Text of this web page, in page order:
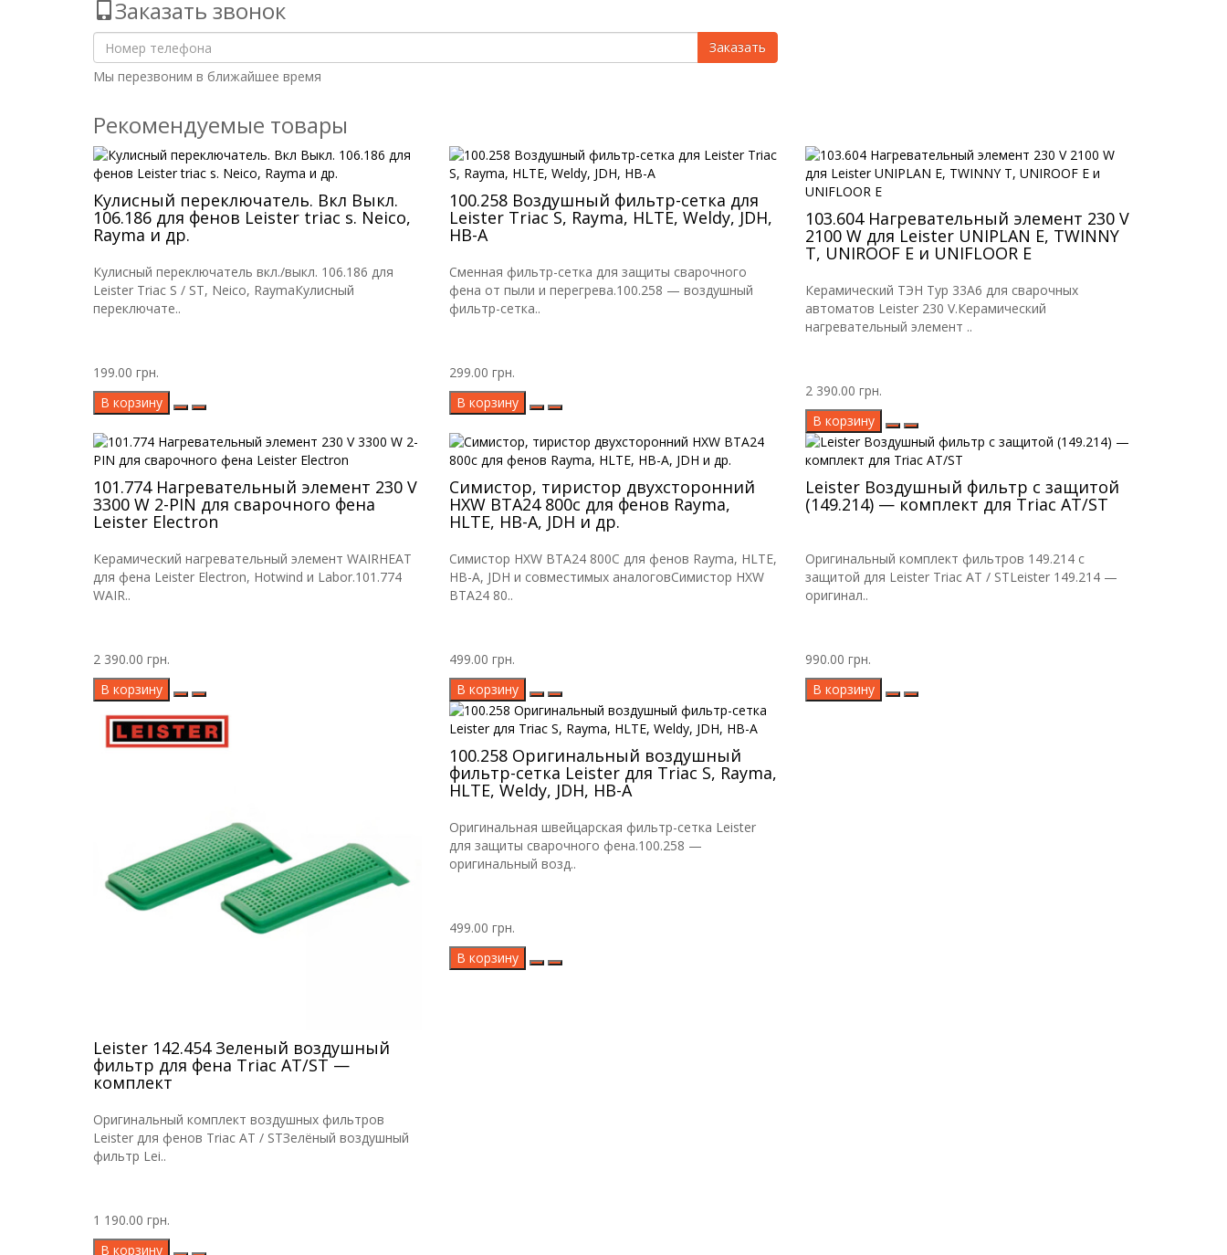
Заказать звонок
Заказать
Мы перезвоним в ближайшее время
Рекомендуемые товары
Кулисный переключатель. Вкл Выкл.
106.186 для фенов Leister triac s. Neico,
Rayma и др.
Кулисный переключатель вкл./выкл. 106.186 для
Leister Triac S / ST, Neico, RaymaКулисный
переключате..
199.00 грн.
В корзину
100.258 Воздушный фильтр-сетка для
Leister Triac S, Rayma, HLTE, Weldy, JDH,
HB-A
Сменная фильтр-сетка для защиты сварочного
фена от пыли и перегрева.100.258 — воздушный
фильтр-сетка..
299.00 грн.
В корзину
103.604 Нагревательный элемент 230 V
2100 W для Leister UNIPLAN E, TWINNY
T, UNIROOF E и UNIFLOOR E
Керамический ТЭН Typ 33A6 для сварочных
автоматов Leister 230 V.Керамический
нагревательный элемент ..
2 390.00 грн.
В корзину
101.774 Нагревательный элемент 230 V
3300 W 2-PIN для сварочного фена
Leister Electron
Керамический нагревательный элемент WAIRHEAT
для фена Leister Electron, Hotwind и Labor.101.774
WAIR..
2 390.00 грн.
В корзину
Симистор, тиристор двухсторонний
HXW BTA24 800c для фенов Rayma,
HLTE, HB-A, JDH и др.
Симистор HXW BTA24 800C для фенов Rayma, HLTE,
HB-A, JDH и совместимых аналоговСимистор HXW
BTA24 80..
499.00 грн.
В корзину
Leister Воздушный фильтр с защитой
(149.214) — комплект для Triac AT/ST
Оригинальный комплект фильтров 149.214 с
защитой для Leister Triac AT / STLeister 149.214 —
оригинал..
990.00 грн.
В корзину
Leister 142.454 Зеленый воздушный
фильтр для фена Triac AT/ST —
комплект
Оригинальный комплект воздушных фильтров
Leister для фенов Triac AT / STЗелёный воздушный
фильтр Lei..
1 190.00 грн.
В корзину
100.258 Оригинальный воздушный
фильтр-сетка Leister для Triac S, Rayma,
HLTE, Weldy, JDH, HB-A
Оригинальная швейцарская фильтр-сетка Leister
для защиты сварочного фена.100.258 —
оригинальный возд..
499.00 грн.
В корзину